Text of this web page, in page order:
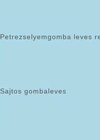
Petrezselyemgomba leves
Sajtos gombaleves